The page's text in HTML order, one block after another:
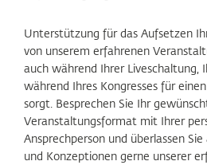
Unterstützung für das Aufsetzen
von unserem erfahrenen
auch während Ihrer Liveschaltung,
während Ihres Kongresses für
sorgt. Besprechen Sie Ihr
Veranstaltungsformat mit Ihrer
Ansprechperson und überlassen
und Konzeptionen gerne unserer